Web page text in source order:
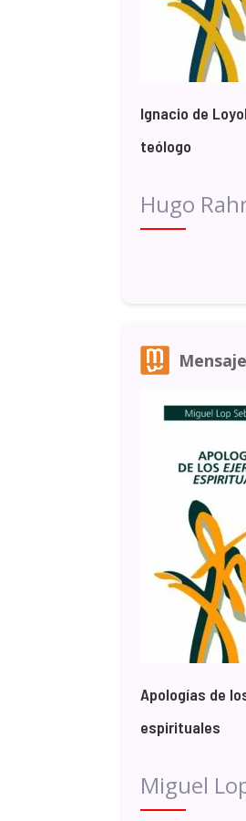
Ignacio de
teólogo
Hugo
Apologías de
espirituales
Miguel